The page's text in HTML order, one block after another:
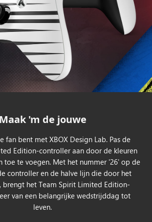
Maak 'm de jouwe
fan bent met XBOX Design Lab. Pas de
Edition-controller aan door de kleuren
toe te voegen. Met het nummer '26' op de
controller en de halve lijn die door het
het Team Spirit Limited Edition-
van een belangrijke wedstrijddag tot
leven.